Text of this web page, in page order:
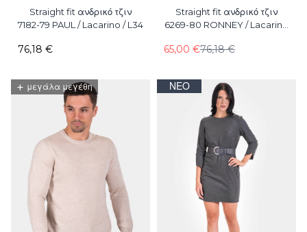
Straight fit ανδρικό τζιν
7182-79 PAUL / Lacarino / L34
76,18 €
Straight fit ανδρικό τζιν
6269-80 RONNEY / Lacarino
76,18 €
65,00 €
+ μεγάλα μεγέθη ΝΈΟ